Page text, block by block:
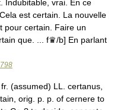
Indubitable, vrai. En ce
est certain. La nouvelle
pour certain. Faire un
que. ... f♛/b] En parlant
(assumed) LL. certanus,
orig. p. p. of cernere to